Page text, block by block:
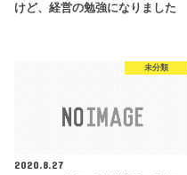
けど、経営の勉強になりました
未分類
2020.8.27